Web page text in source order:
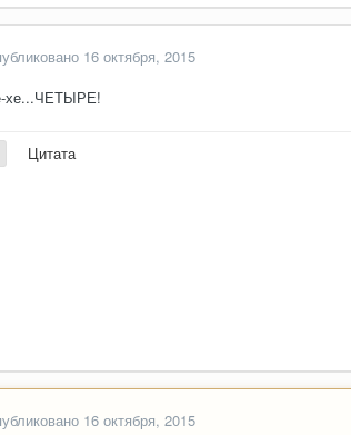
16 октября, 2015
хе...ЧЕТЫРЕ!
Цитата
16 октября, 2015